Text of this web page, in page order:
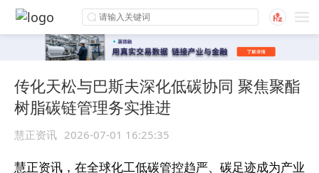
传化天松与巴斯夫深化低碳协同 聚焦聚酯
树脂碳链管理务实推进
慧正资讯 2026-07-01 16:25:35
慧正资讯，在全球化工低碳管控趋严、碳足迹成为产业